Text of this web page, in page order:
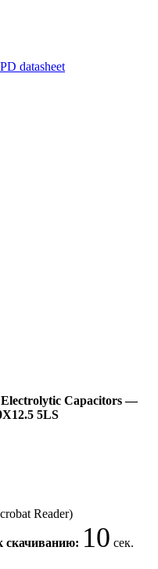
datasheet
Capacitors —
5LS
Reader)
скачиванию: 10 сек.